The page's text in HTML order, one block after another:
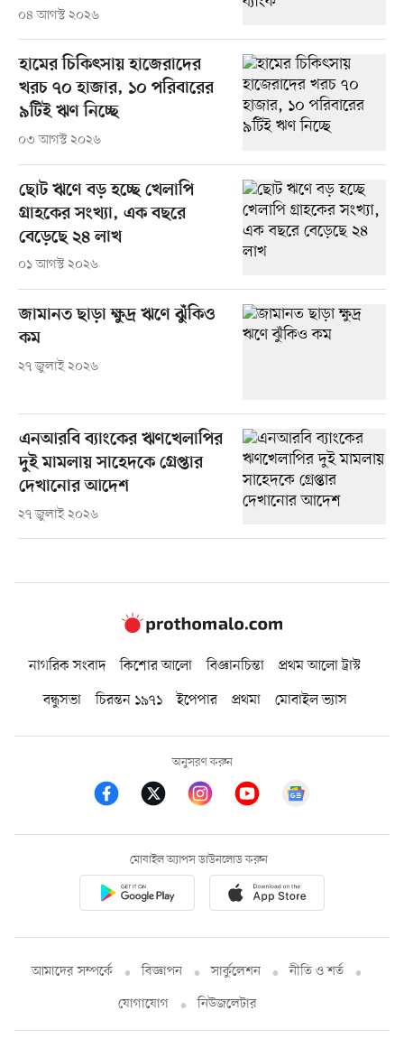
০৪ আগস্ট ২০২৬
হামের চিকিৎসায় হাজেরাদের
খরচ ৭০ হাজার, ১০ পরিবারের
৯টিই ঋণ নিচ্ছে
০৩ আগস্ট ২০২৬
ছোট ঋণে বড় হচ্ছে খেলাপি
গ্রাহকের সংখ্যা, এক বছরে
বেড়েছে ২৪ লাখ
০১ আগস্ট ২০২৬
জামানত ছাড়া ক্ষুদ্র ঋণে ঝুঁকিও
কম
২৭ জুলাই ২০২৬
এনআরবি ব্যাংকের ঋণখেলাপির
দুই মামলায় সাহেদকে গ্রেপ্তার
দেখানোর আদেশ
২৭ জুলাই ২০২৬
নাগরিক সংবাদ কিশোর আলো বিজ্ঞানচিন্তা
প্রথম আলো ট্রাস্ট
বন্ধুসভা
চিরন্তন ১৯৭১ ইপেপার প্রথমা মোবাইল ভ্যাস
অনুসরণ করুন
মোবাইল অ্যাপস ডাউনলোড করুন
আমাদের সম্পর্কে বিজ্ঞাপন সার্কুলেশন
নীতি ও শর্ত
যোগাযোগ
নিউজলেটার